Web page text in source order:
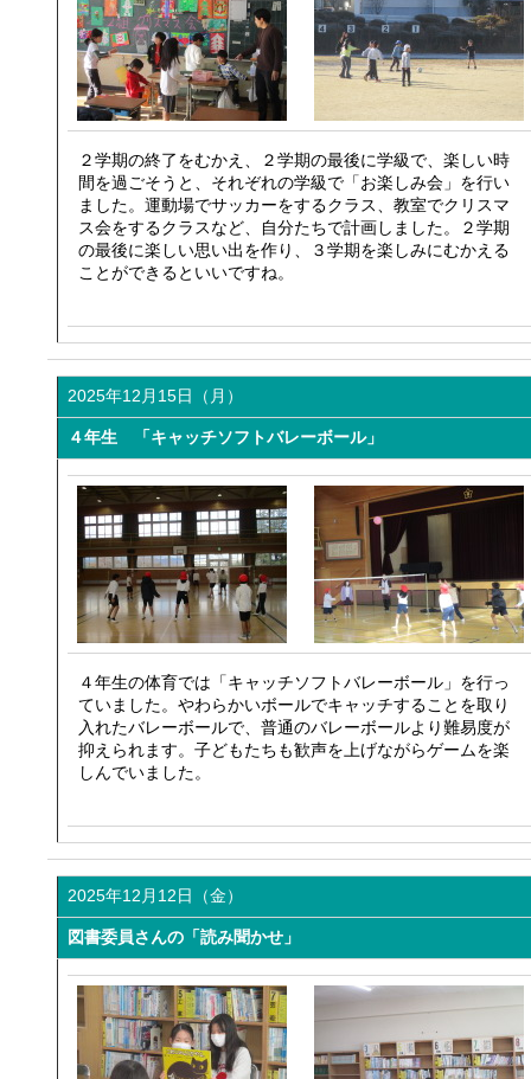
２学期の終了をむかえ、２学期の最後に学級で、楽しい時
間を過ごそうと、それぞれの学級で「お楽しみ会」を行い
ました。運動場でサッカーをするクラス、教室でクリスマ
ス会をするクラスなど、自分たちで計画しました。２学期
の最後に楽しい思い出を作り、３学期を楽しみにむかえる
ことができるといいですね。
2025年12月15日（月）
４年生 「キャッチソフトバレーボール」
４年生の体育では「キャッチソフトバレーボール」を行っ
ていました。やわらかいボールでキャッチすることを取り
入れたバレーボールで、普通のバレーボールより難易度が
抑えられます。子どもたちも歓声を上げながらゲームを楽
しんでいました。
2025年12月12日（金）
図書委員さんの「読み聞かせ」